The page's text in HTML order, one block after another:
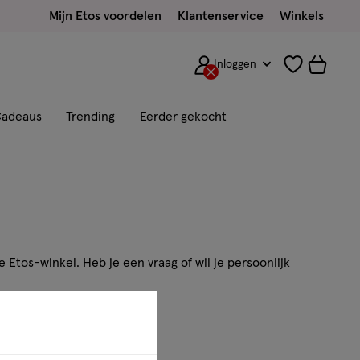
Mijn Etos voordelen Klantenservice Winkels
Inloggen
Trending Eerder gekocht
Etos-winkel. Heb je een vraag of wil je persoonlijk